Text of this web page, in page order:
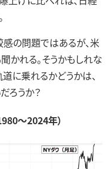
感の問題ではあるが、米
かれる。そうかもしれな
に乗れるかどうかは、
ろうか？
～2024年）